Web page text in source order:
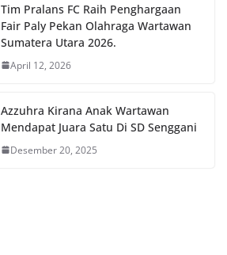
Tim Pralans FC Raih Penghargaan
Fair Paly Pekan Olahraga Wartawan
Sumatera Utara 2026.
April 12, 2026
Azzuhra Kirana Anak Wartawan
Mendapat Juara Satu Di SD Senggani
Desember 20, 2025